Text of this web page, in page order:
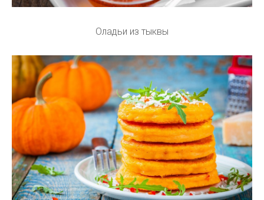
Оладьи из тыквы